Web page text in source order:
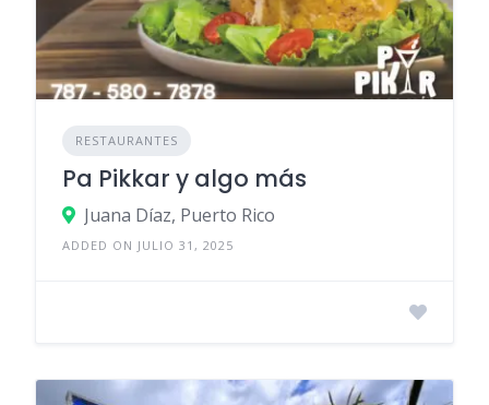
RESTAURANTES
Pa Pikkar y algo más
Juana Díaz, Puerto Rico
ADDED ON JULIO 31, 2025